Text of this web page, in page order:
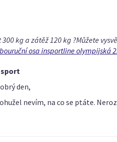
kg a zátěž 120 kg ?Můžete
osa insportline olympijská
den,
nevím, na co se ptáte.